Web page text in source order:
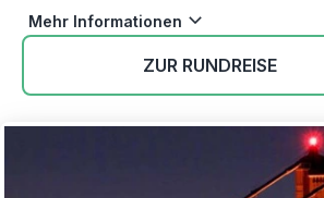
Mehr Informationen
ZUR RUNDREISE